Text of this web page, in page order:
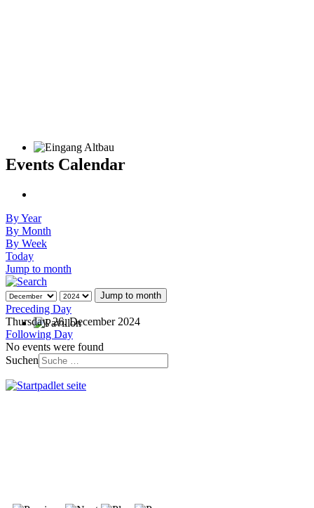
Events Calendar
By Year
By Month
By Week
Today
Jump to month
Jump to month
Preceding Day
Thursday, 26. December 2024
Following Day
No events were found
Suchen